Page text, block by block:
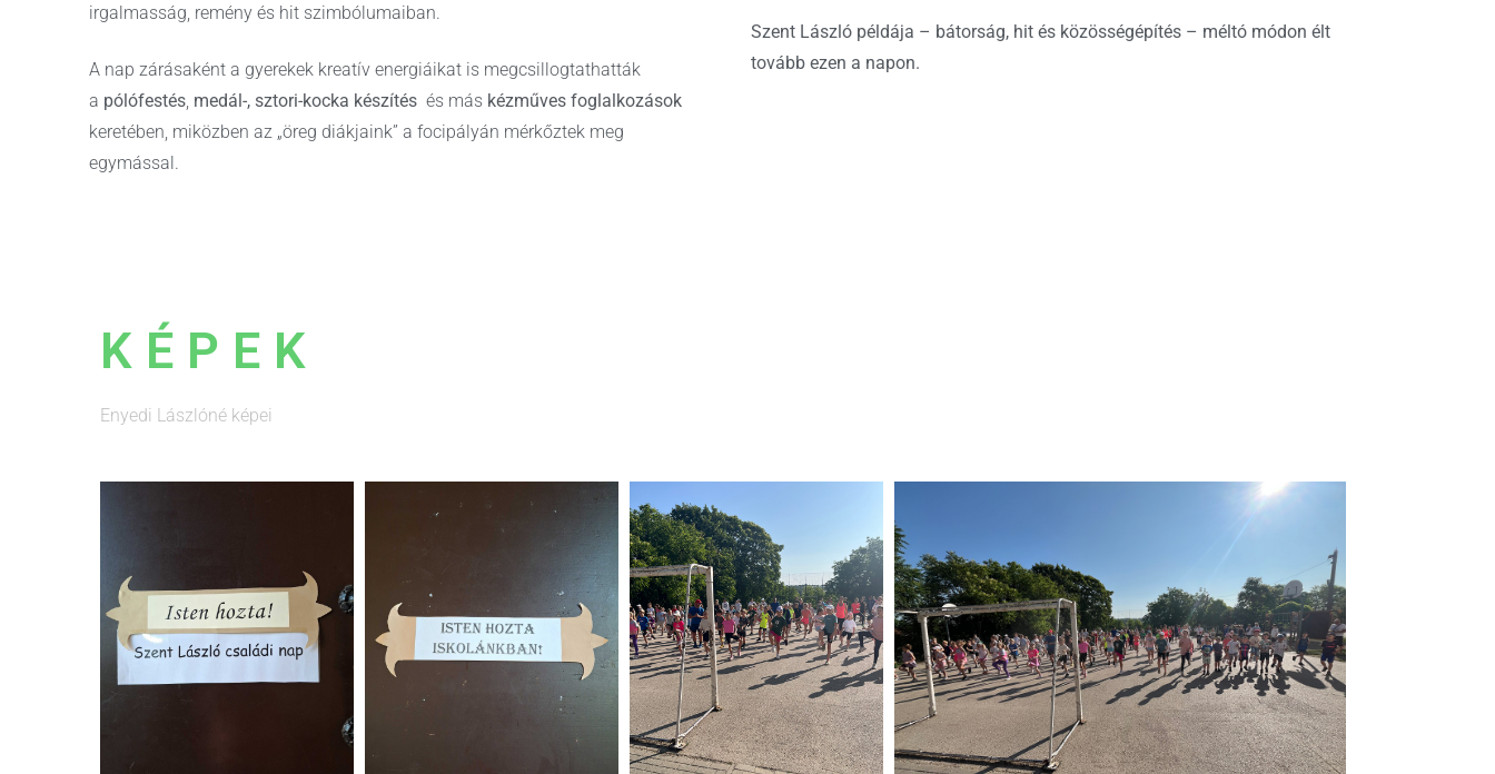
irgalmasság, remény és hit szimbólumaiban.
A nap zárásaként a gyerekek kreatív energiáikat is megcsillogtathatták
a pólófestés medál-, sztori-kocka készítés és más kézműves foglalkozások
keretében, miközben az „öreg diákjaink” a focipályán mérkőztek meg
egymással.
Szent László példája – bátorság, hit és közösségépítés – méltó módon élt
tovább ezen a napon.
KÉPEK
Enyedi Lászlóné képei